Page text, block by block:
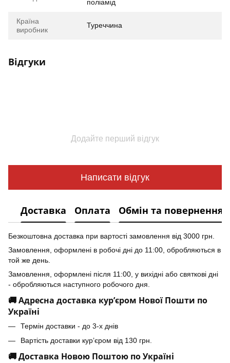
поліамід
Країна
виробник
Туреччина
Відгуки
Додайте перший відгук
Написати відгук
Доставка Оплата Обмін та повернення
Безкоштовна доставка при вартості замовлення від 3000 грн.
Замовлення, оформлені в робочі дні до 11:00, обробляються в
той же день.
Замовлення, оформлені після 11:00, у вихідні або святкові дні
- обробляються наступного робочого дня.
🚚 Адресна доставка кур’єром Нової Пошти по
Україні
Термін доставки - до 3-х днів
Вартість доставки кур’єром від 130 грн.
🚚 Доставка Новою Поштою по Україні